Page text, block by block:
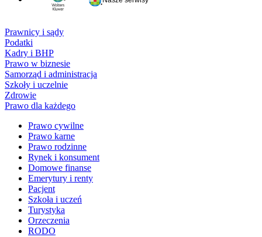
Prawnicy i sądy
Podatki
Kadry i BHP
Prawo w biznesie
Samorząd i administracja
Szkoły i uczelnie
Zdrowie
Prawo dla każdego
Prawo cywilne
Prawo karne
Prawo rodzinne
Rynek i konsument
Domowe finanse
Emerytury i renty
Pacjent
Szkoła i uczeń
Turystyka
Orzeczenia
RODO